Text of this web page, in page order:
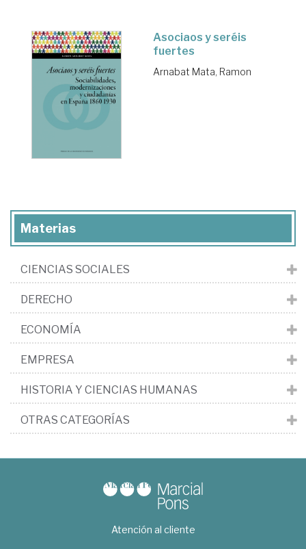
Asociaos y seréis
fuertes
Arnabat Mata, Ramon
Materias
CIENCIAS SOCIALES
DERECHO
ECONOMÍA
EMPRESA
HISTORIA Y CIENCIAS HUMANAS
OTRAS CATEGORÍAS
Atención al cliente